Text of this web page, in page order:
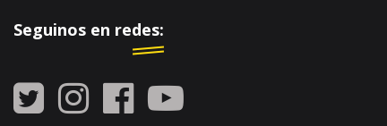
Seguinos en redes: